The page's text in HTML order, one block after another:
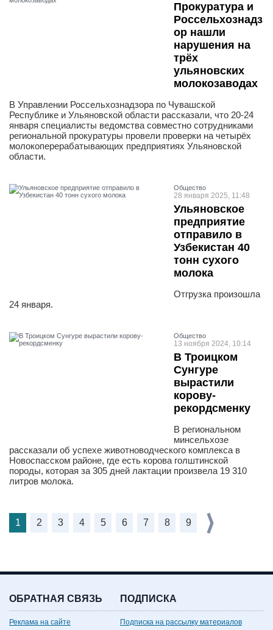
Прокуратура и
Россельхознадз
ор нашли
нарушения на
трёх
ульяновских
молокозаводах
В Управлении Россельхознадзора по Чувашской
Республике и Ульяновской области рассказали, что 20-24
января специалисты ведомства совместно сотрудниками
региональной прокуратуры провели проверки на четырёх
молокоперерабатывающих предприятиях Ульяновской
области.
Общество
28 января 2025, 11:48
Ульяновское
предприятие
отправило в
Узбекистан 40
тонн сухого
молока
Отгрузка произошла
24 января.
Общество
13 ноября 2024, 10:14
В Троицком
Сунгуре
вырастили
корову-
рекордсменку
В региональном
минсельхозе
рассказали об успехе животноводческого комплекса в
Новоспасском районе, где есть корова голштинской
породы, которая за 305 дней лактации произвела 19 310
литров молока.
1 2 3 4 5 6 7 8 9
ОБРАТНАЯ СВЯЗЬ
Реклама на сайте
ПОДПИСКА
Подписка на рассылку материалов